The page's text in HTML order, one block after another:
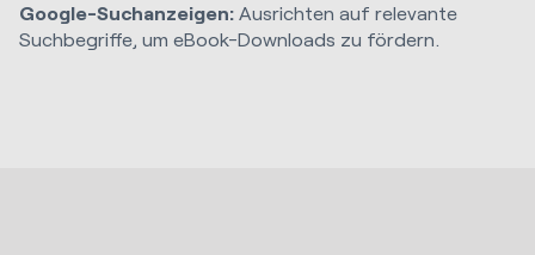
Google-Suchanzeigen: Ausrichten auf relevante
Suchbegriffe, um eBook-Downloads zu fördern.